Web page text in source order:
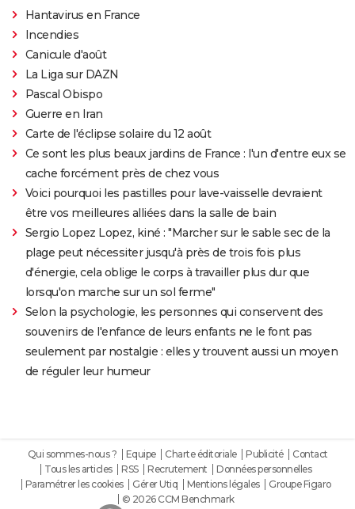
Hantavirus en France
Incendies
Canicule d'août
La Liga sur DAZN
Pascal Obispo
Guerre en Iran
Carte de l'éclipse solaire du 12 août
Ce sont les plus beaux jardins de France : l'un d'entre eux se
cache forcément près de chez vous
Voici pourquoi les pastilles pour lave-vaisselle devraient
être vos meilleures alliées dans la salle de bain
Sergio Lopez Lopez, kiné : "Marcher sur le sable sec de la
plage peut nécessiter jusqu'à près de trois fois plus
d'énergie, cela oblige le corps à travailler plus dur que
lorsqu'on marche sur un sol ferme"
Selon la psychologie, les personnes qui conservent des
souvenirs de l'enfance de leurs enfants ne le font pas
seulement par nostalgie : elles y trouvent aussi un moyen
de réguler leur humeur
Qui sommes-nous ? Equipe Charte éditoriale Publicité
Contact
Tous les articles
RSS Recrutement
Données personnelles
Paramétrer les cookies
Gérer Utiq Mentions légales
Groupe Figaro
© 2026 CCM Benchmark